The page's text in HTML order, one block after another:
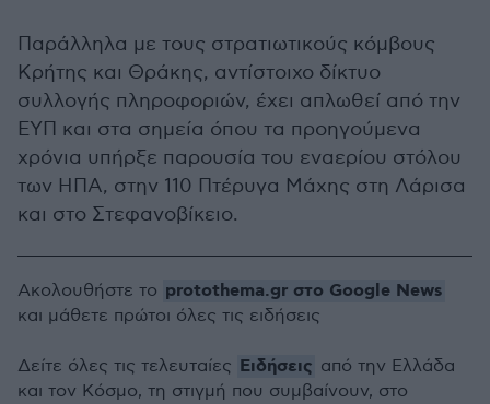
Παράλληλα με τους στρατιωτικούς κόμβους
Κρήτης και Θράκης, αντίστοιχο δίκτυο
συλλογής πληροφοριών, έχει απλωθεί από την
ΕΥΠ και στα σημεία όπου τα προηγούμενα
χρόνια υπήρξε παρουσία του εναερίου στόλου
των ΗΠΑ, στην 110 Πτέρυγα Μάχης στη Λάρισα
και στο Στεφανοβίκειο.
Ακολουθήστε το protothema.gr στο Google News
και μάθετε πρώτοι όλες τις ειδήσεις
Δείτε όλες τις τελευταίες Ειδήσεις από την Ελλάδα
και τον Κόσμο, τη στιγμή που συμβαίνουν, στο